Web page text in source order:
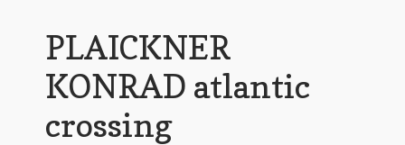
PLAICKNER
KONRAD atlantic
crossing